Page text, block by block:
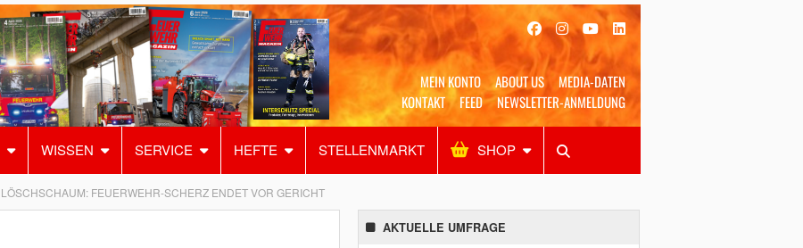
MEIN KONTO ABOUT US
MEDIA-DATEN
KONTAKT
FEED NEWSLETTER-ANMELDUNG
WISSEN SERVICE HEFTE STELLENMARKT SHOP
Alles Shop SUCHEN
LÖSCHSCHAUM: FEUERWEHR-SCHERZ ENDET VOR GERICHT
AKTUELLE UMFRAGE